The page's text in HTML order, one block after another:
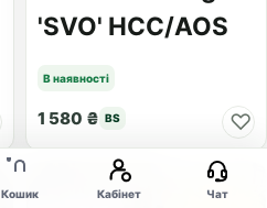
'SVO' HCC/AOS
В наявності
1 580 ₴ BS ♡
Кошик Кабінет Чат